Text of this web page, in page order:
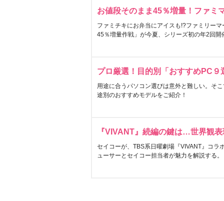
お値段そのまま45％増量！ファミ
ファミチキにお弁当にアイスも!?ファミリー
45％増量作戦」が今夏、シリーズ初の年2回開
プロ厳選！目的別「おすすめPC９
用途に合うパソコン選びは意外と難しい。そ
途別のおすすめモデルをご紹介！
『VIVANT』続編の鍵は…世界観
セイコーが、TBS系日曜劇場『VIVANT』コラ
ューサーとセイコー担当者が魅力を解説する。